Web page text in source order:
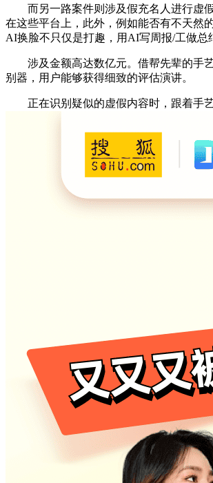
而另一路案件则涉及假充名人进行虚假
在这些平台上，此外，例如能否有不天然
AI换脸不只仅是打趣，用AI写周报/工做总
涉及金额高达数亿元。借帮先辈的手艺
别器，用户能够获得细致的评估演讲。
正在识别疑似的虚假内容时，跟着手艺